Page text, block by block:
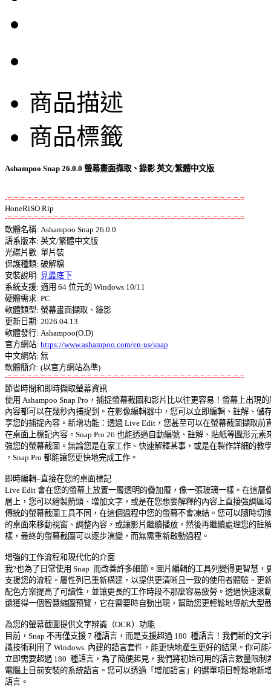
商品描述
商品標籤
Ashampoo Snap 26.0.0 螢幕畫面擷取、錄影 英文/繁體中文版
-=-=-=-=-=-=-=-=-=-=-=-=-=-=-=-=-=-=-=-=-=-=-=-=-=-=-=-=-=-=-=-=-=-=-=-=
-=-=-=-=-=-=-=-=-=-=-=-=-=-=-=-=-=-=-=-=-=-=-=-=-=-=-=-=-=-=-=-=-=-=-=-=
軟體名稱: Ashampoo Snap 26.0.0
語系版本: 英文/繁體中文版
光碟片數: 單片裝
保護種類: 破解檔
安裝說明: 見最底下
系統支援: 適用 64 位元的 Windows 10/11
硬體需求: PC
軟體類型: 螢幕畫面擷取、錄影
更新日期: 2026.04.13
軟體發行: Ashampoo(O.D)
官方網站: https://www.ashampoo.com/en-us/snap
中文網站: 無
-=-=-=-=-=-=-=-=-=-=-=-=-=-=-=-=-=-=-=-=-=-=-=-=-=-=-=-=-=-=-=-=-=-=-=-=
節省時間和即時擷取螢幕資訊
使用 Ashampoo Snap Pro，捕捉螢幕截圖和影片比以往更容易！螢幕上出現
內容都可以在幾秒內捕捉到。在影像編輯器中，您可以立即編輯、註解、儲
享您的捕捉內容。新增功能：透過 Live Edit，您甚至可以在螢幕截圖擷取前
在桌面上標記內容。Snap Pro 26 也能透過自動編號、註解、貼紙等圖形元素
強您的螢幕截圖。無論您是在家工作、快速解釋某事，或是在製作詳細的教
，Snap Pro 都能讓您更快地完成工作。
即時編輯–直接在您的桌面標記
Live Edit 會在您的螢幕上放置一層透明的疊加層，像一張玻璃一樣。在這層
層上，您可以繪製箭頭、增加文字，或是在您想要解釋的內容上直接強調區
傳統的螢幕截圖工具不同，在這個過程中您的螢幕不會凍結。您可以隨時切
的桌面來移動視窗、調整內容，或讓影片繼續播放，然後再繼續處理您的註
樣，最終的螢幕截圖可以逐步演變，而無需重新啟動過程。
增強的工作流程和現代化的介面
我?也為了日常使用 Snap  而改善許多細節。圖片編輯的工具列變得更智慧，
支援您的流程。屬性列已重新構建，以提供更清晰且一致的使用者體驗。更
配色方案提高了可讀性，並讓更長的工作時段不那麼容易疲勞。透過快速滾
還獲得一個智慧縮圖預覽，它在需要時自動出現，幫助您更輕鬆地導航大型
為您的螢幕截圖提供文字辨識（OCR）功能
目前，Snap 不再僅支援 7 種語言，而是支援超過 180  種語言！我們新的文
識技術利用了 Windows  內建的語言套件，能更快地產生更好的結果。你可
立即需要超過 180  種語言，為了簡便起見，我們將初始可用的語言數量限制
電腦上目前安裝的系統語言。您可以透過「增加語言」的選單項目輕鬆地新
語言。